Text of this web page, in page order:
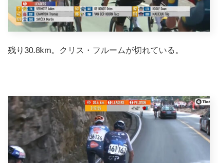
残り30.8km。クリス・フルームが切れている。